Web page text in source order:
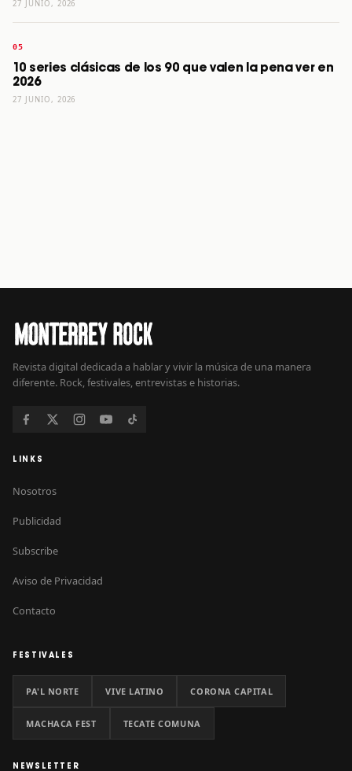
27 JUNIO, 2026
10 series clásicas de los 90 que valen la pena ver en
2026
27 JUNIO, 2026
Revista digital dedicada a hablar y vivir la música de una manera
diferente. Rock, festivales, entrevistas e historias.
LINKS
Nosotros
Publicidad
Subscribe
Aviso de Privacidad
Contacto
FESTIVALES
PA'L NORTE VIVE LATINO CORONA CAPITAL
MACHACA FEST TECATE COMUNA
NEWSLETTER